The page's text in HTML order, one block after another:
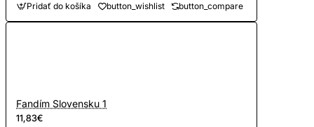
Pridať do košíka button_wishlist button_compare
Fandím Slovensku 1
11,83€